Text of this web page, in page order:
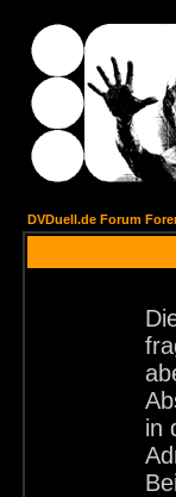
DVDuell.de Forum
in